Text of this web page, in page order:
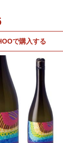
で購入する